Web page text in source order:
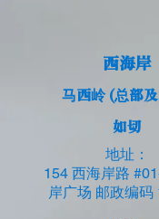
西海岸
马西岭 (总部
如切
地址：
154 西海岸路
岸广场 邮政编码